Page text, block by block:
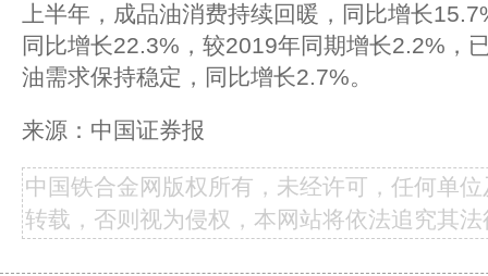
上半年，成品油消费持续回暖，同比增长
同比增长22.3%，较2019年同期增长2.2%，
油需求保持稳定，同比增长2.7%。
来源：中国证券报
中国铁合金网版权所有，未经许可，任何单
转载，否则视为侵权，本网站将依法追究其